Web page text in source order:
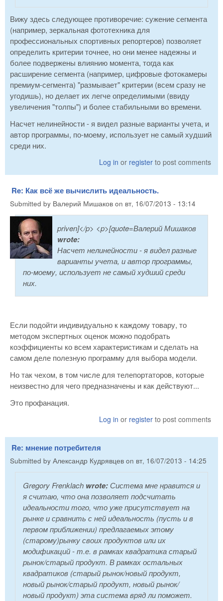
Вижу здесь следующее противоречие: сужение сегмента
(например, зеркальная фототехника для
профессиональных спортивных репортеров) позволяет
определить критерии точнее, но они менее надежны и
более подвержены влиянию момента, тогда как
расширение сегмента (например, цифровые фотокамеры
премиум-сегмента) "размывает" критерии (всем сразу не
угодишь), но делает их легче определимыми (ввиду
увеличения "толпы") и более стабильными во времени.
Насчет нелинейности - я видел разные варианты учета, и
автор программы, по-моему, использует не самый худший
среди них.
Log in or register to post comments
Re: Как всё же вычислить идеальность.
Submitted by Валерий Мишаков on вт, 16/07/2013 - 13:14
priven]</p> <p>[quote=Валерий Мишаков
wrote:
Насчет нелинейности - я видел разные
варианты учета, и автор программы,
по-моему, использует не самый худший среди
них.
Если подойти индивидуально к каждому товару, то
методом экспертных оценок можно подобрать
коэффициенты ко всем характеристикам и сделать на
самом деле полезную программу для выбора модели.
Но так чехом, в том числе для телепортаторов, которые
неизвестно для чего предназначены и как действуют...
Это профанация.
Log in or register to post comments
Re: мнение потребителя
Submitted by Александр Кудрявцев on вт, 16/07/2013 - 14:25
Gregory Frenklach wrote:Система мне нравится и
я считаю, что она позволяет подсчитать
идеальности того, что уже присутствует на
рынке и сравнить с ней идеальность (пусть и в
первом приближении) предлагаемых этому
(старому)рынку своих продуктов или их
модификаций - т.е. в рамках квадратика старый
рынок/старый продукт. В рамках остальных
квадратиков (старый рынок/новый продукт,
новый рынок/старый продукт, новый рынок/
новый продукт) эта система вряд ли поможет.